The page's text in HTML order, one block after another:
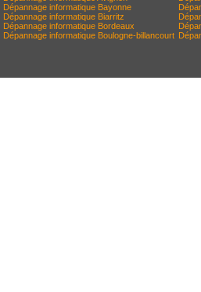
Dépannage informatique Bayonne
Dépannage informatique Biarritz
Dépannage informatique Bordeaux
Dépannage informatique Boulogne-billancourt